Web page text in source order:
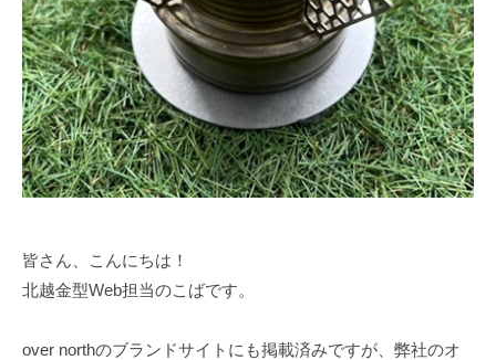
皆さん、こんにちは！
北越金型Web担当のこばです。
over northのブランドサイトにも掲載済みですが、弊社のオ